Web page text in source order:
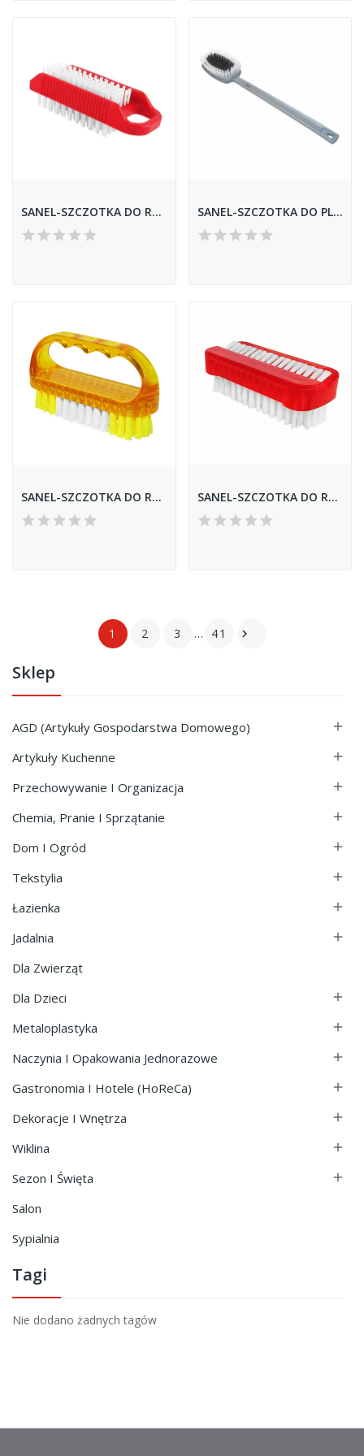
Sklep
AGD (Artykuły Gospodarstwa Domowego) 
Artykuły Kuchenne 
Przechowywanie I Organizacja 
Chemia, Pranie I Sprzątanie 
Dom I Ogród 
Tekstylia 
Łazienka 
Jadalnia 
Dla Zwierząt
Dla Dzieci

Metaloplastyka 
Naczynia I Opakowania Jednorazowe 
Gastronomia I Hotele (HoReCa) 
Dekoracje I Wnętrza 
Wiklina 
Sezon I Święta 
Salon
Sypialnia
Tagi
Nie dodano żadnych tagów
SANEL-SZCZOTKA DO RĄK *JAGA* DWUSTRONNA /12/ SANEL-SZCZOTKA DO PLECÓW *IZIS*
SANEL-SZCZOTKA DO RĄK *IDA* Z RĄCZKĄ /8/ SANEL-SZCZOTKA DO RĄK *BARBAKAN* /12/
1 2 3 … 41 